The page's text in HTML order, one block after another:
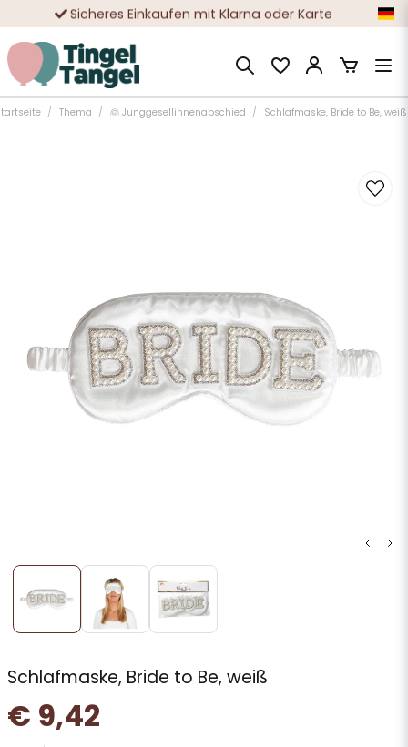
Sicheres Einkaufen mit Klarna oder Karte
Zehntausende zufriedene Kunden
Thema 👰 Junggesellinnenabschied Schlafmaske, Bride to Be, weiß
Schlafmaske, Bride to Be, weiß
€ 9,42